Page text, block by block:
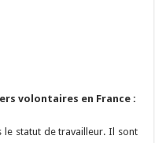
volontaires en France :
le statut de travailleur. Il sont